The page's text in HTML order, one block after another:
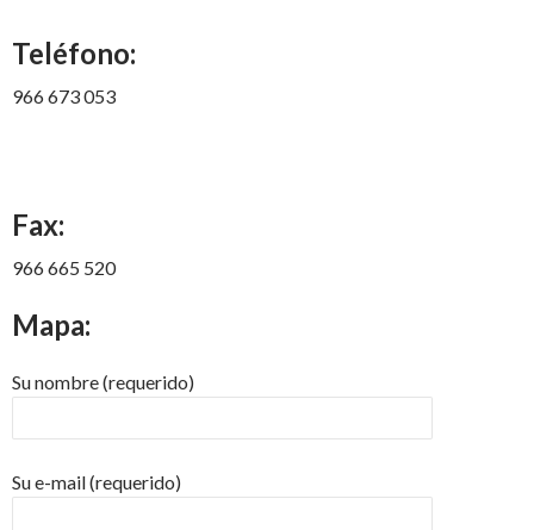
Teléfono:
966 673 053
Fax:
966 665 520
Mapa:
Su nombre (requerido)
Su e-mail (requerido)